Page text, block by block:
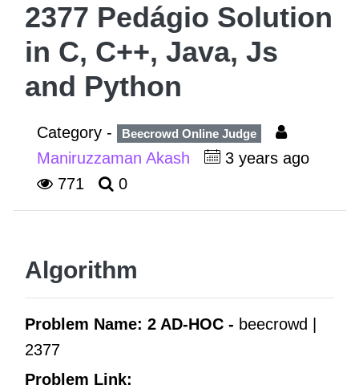
2377 Pedágio Solution
in C, C++, Java, Js
and Python
Category - Beecrowd Online Judge
Maniruzzaman Akash
3 years ago
771
0
Algorithm
Problem Name: 2 AD-HOC - beecrowd |
2377
Problem Link: